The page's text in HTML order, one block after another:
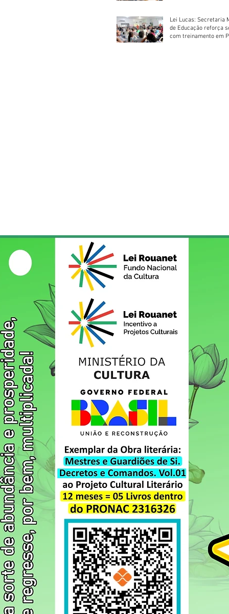
Lei Lucas: Secretaria
de Educação reforça
com treinamento em